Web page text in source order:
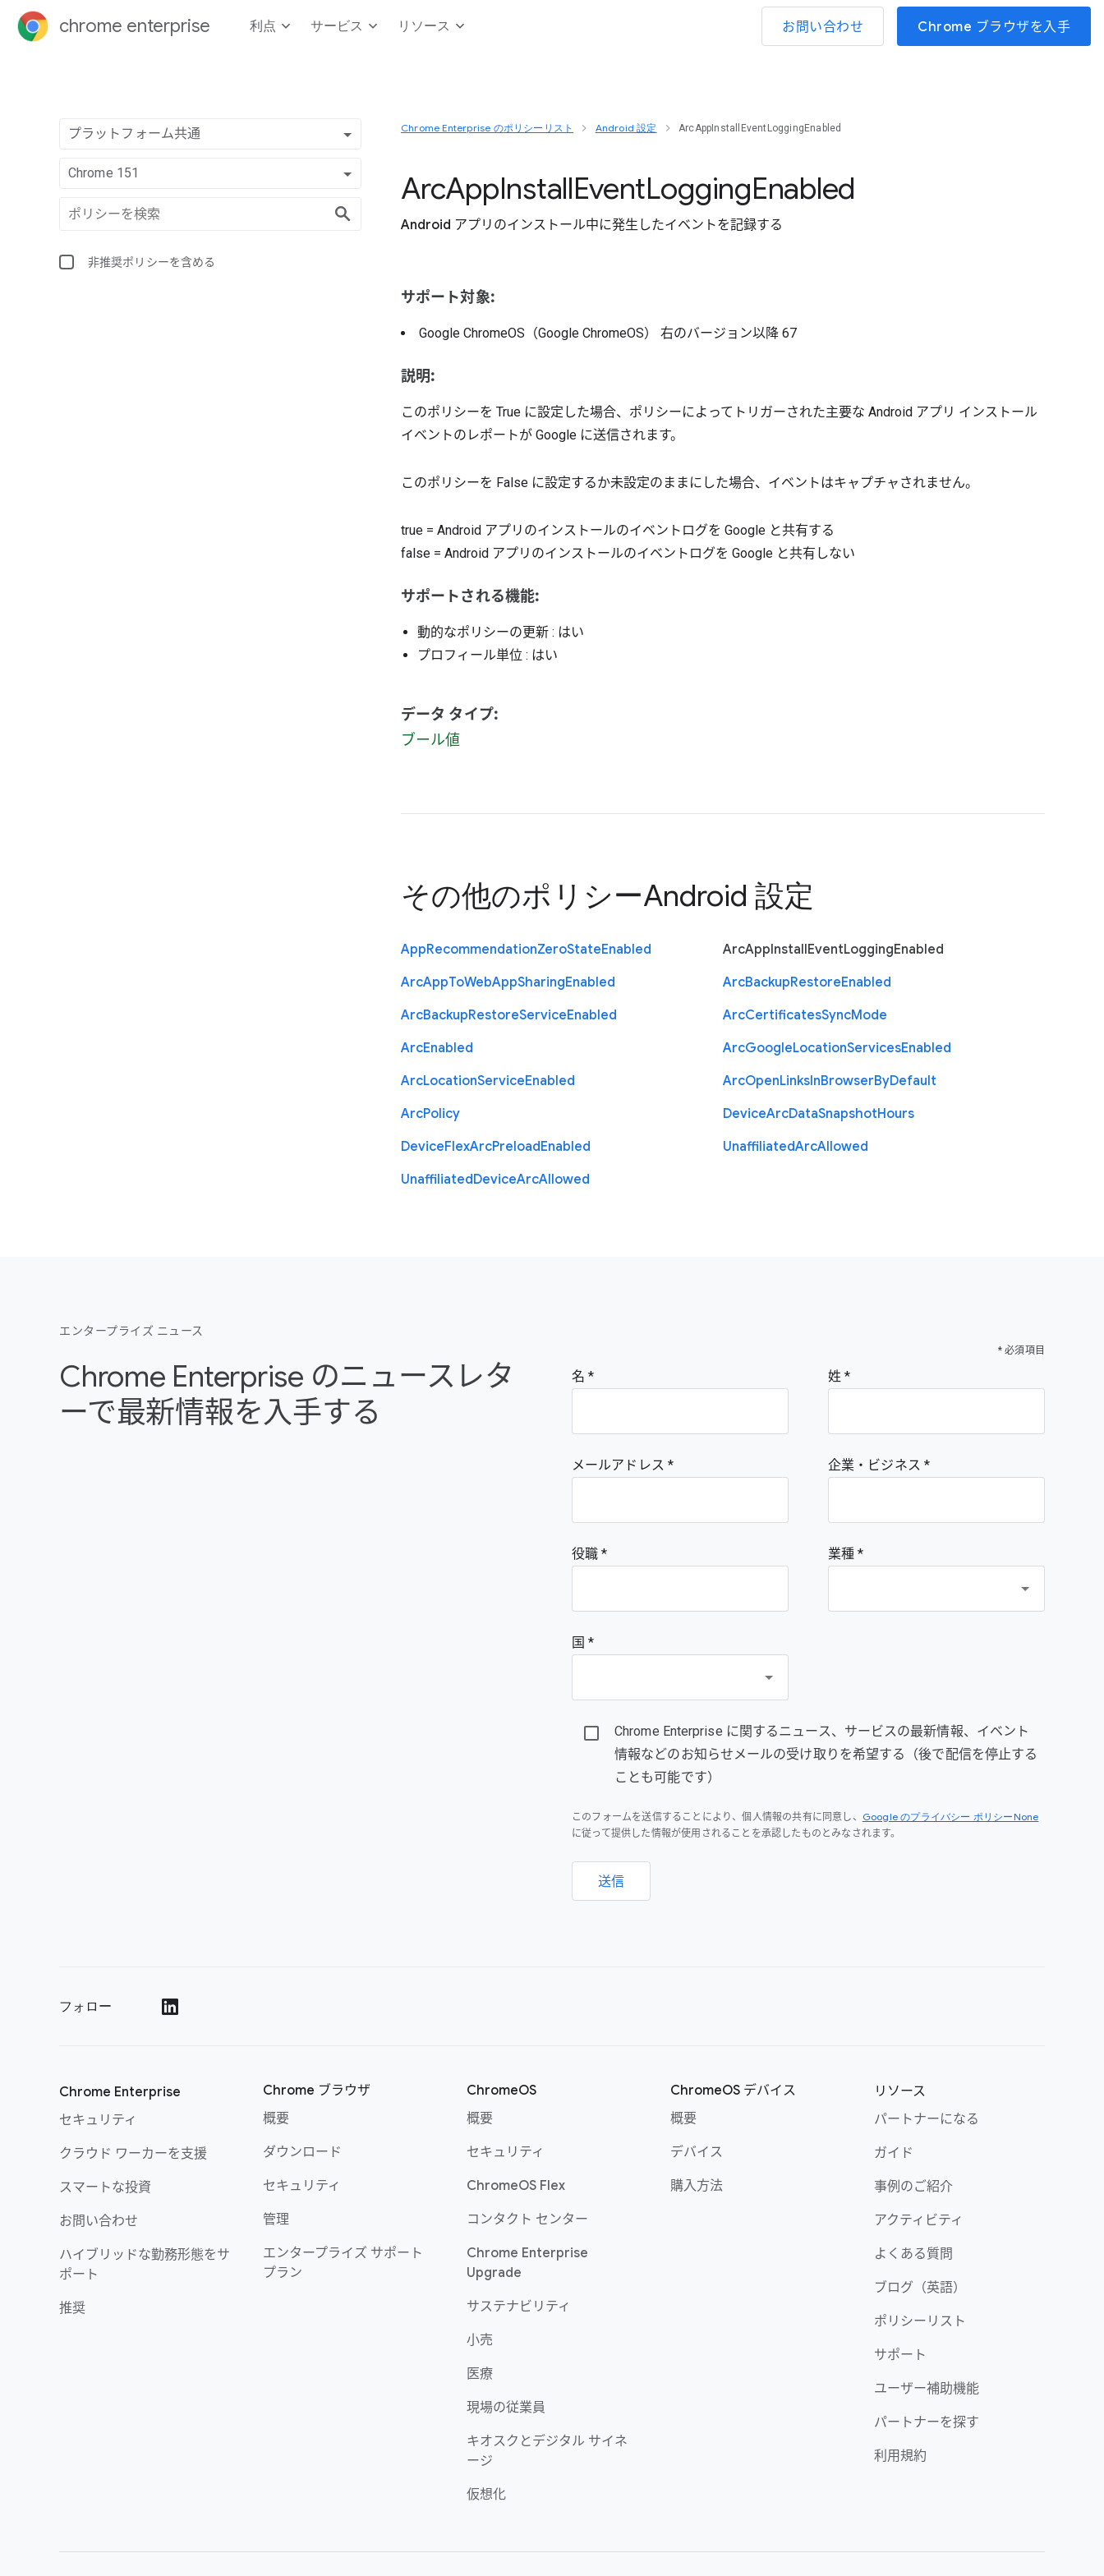
chrome enterprise 利点 サービス リソース お問い合わせ Chrome ブラウザを入手
プラットフォーム共通
Chrome 151
非推奨ポリシーを含める
Chrome Enterprise のポリシーリスト Android 設定 ArcAppInstallEventLoggingEnabled
ArcAppInstallEventLoggingEnabled
Android アプリのインストール中に発生したイベントを記録する
サポート対象:
Google ChromeOS（Google ChromeOS） 右のバージョン以降 67
説明:
このポリシーを True に設定した場合、ポリシーによってトリガーされた主要な Android アプリ インストール
イベントのレポートが Google に送信されます。
このポリシーを False に設定するか未設定のままにした場合、イベントはキャプチャされません。
true = Android アプリのインストールのイベントログを Google と共有する
false = Android アプリのインストールのイベントログを Google と共有しない
サポートされる機能:
動的なポリシーの更新 : はい
プロフィール単位 : はい
データ タイプ:
ブール値
その他のポリシーAndroid 設定
AppRecommendationZeroStateEnabled ArcAppInstallEventLoggingEnabled
ArcAppToWebAppSharingEnabled ArcBackupRestoreEnabled
ArcBackupRestoreServiceEnabled ArcCertificatesSyncMode
ArcEnabled ArcGoogleLocationServicesEnabled
ArcLocationServiceEnabled ArcOpenLinksInBrowserByDefault
ArcPolicy DeviceArcDataSnapshotHours
DeviceFlexArcPreloadEnabled UnaffiliatedArcAllowed
UnaffiliatedDeviceArcAllowed
エンタープライズ ニュース
Chrome Enterprise のニュースレタ
ーで最新情報を入手する
* 必須項目
名 姓
メールアドレス 企業・ビジネス
役職 業種 *
国 *
Chrome Enterprise に関するニュース、サービスの最新情報、イベント
情報などのお知らせメールの受け取りを希望する（後で配信を停止する
ことも可能です）
このフォームを送信することにより、個人情報の共有に同意し、 Google のプライバシー ポリシーNone
に従って提供した情報が使用されることを承認したものとみなされます。
送信
フォロー
Chrome Enterprise
セキュリティ
クラウド ワーカーを支援
スマートな投資
お問い合わせ
ハイブリッドな勤務形態をサ
ポート
推奨
Chrome ブラウザ
概要
ダウンロード
セキュリティ
管理
エンタープライズ サポート
プラン
ChromeOS
概要
セキュリティ
ChromeOS Flex
コンタクト センター
Chrome Enterprise
Upgrade
サステナビリティ
小売
医療
現場の従業員
キオスクとデジタル サイネ
ージ
仮想化
ChromeOS デバイス
概要
デバイス
購入方法
リソース
パートナーになる
ガイド
事例のご紹介
アクティビティ
よくある質問
ブログ（英語）
ポリシーリスト
サポート
ユーザー補助機能
パートナーを探す
利用規約